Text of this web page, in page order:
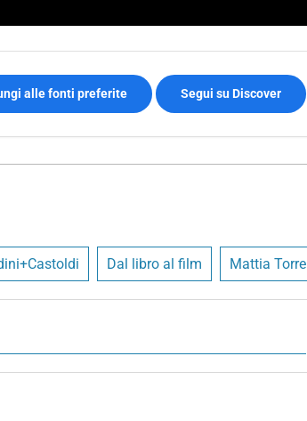
alle fonti preferite Segui su Discover
Dal libro al film Mattia Torre